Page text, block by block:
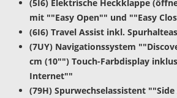
(5I6) Elektrische Heckklappe
mit ""Easy Open"" und ""Easy
(6I6) Travel Assist inkl.
(7UY) Navigationssystem
cm (10"") Touch-Farbdisplay
Internet""
(79H) Spurwechselassistent